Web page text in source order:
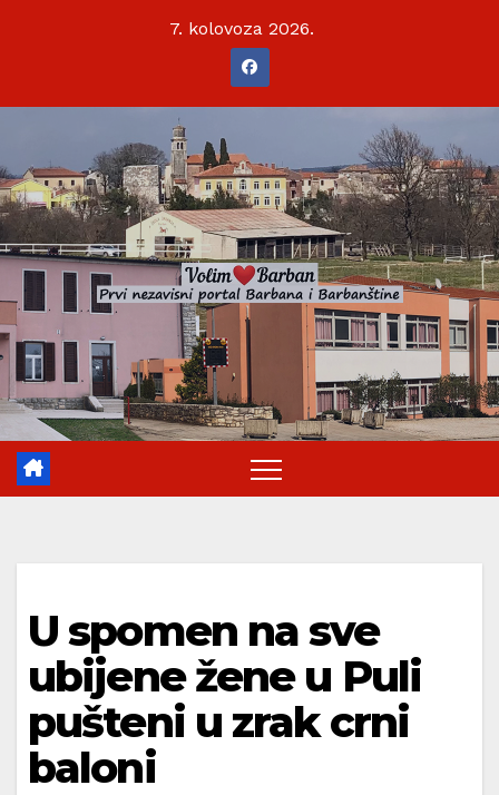
7. kolovoza 2026.
U spomen na sve
ubijene žene u Puli
pušteni u zrak crni
baloni